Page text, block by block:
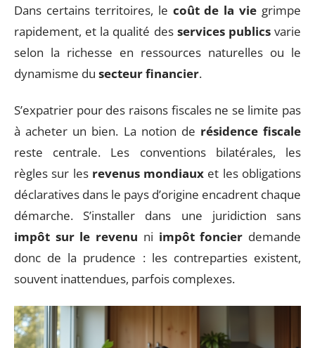
Dans certains territoires, le coût de la vie grimpe
rapidement, et la qualité des services publicsvarie
selon la richesse en ressources naturelles ou le
dynamisme du secteur financier.
S’expatrier pour des raisons fiscales ne se limite pas
à acheter un bien. La notion de résidence fiscale
reste centrale. Les conventions bilatérales, les
règles sur les revenus mondiaux et les obligations
déclaratives dans le pays d’origine encadrent chaque
démarche. S’installer dans une juridiction sans
impôt sur le revenu ni impôt foncier demande
donc de la prudence : les contreparties existent,
souvent inattendues, parfois complexes.